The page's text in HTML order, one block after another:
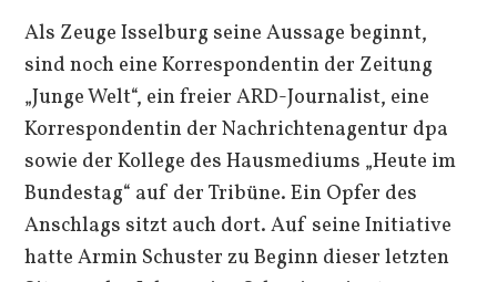
Als Zeuge Isselburg seine Aussage beginnt,
sind noch eine Korrespondentin der Zeitung
„Junge Welt“, ein freier ARD-Journalist, eine
Korrespondentin der Nachrichtenagentur dpa
sowie der Kollege des Hausmediums „Heute im
Bundestag“ auf der Tribüne. Ein Opfer des
Anschlags sitzt auch dort. Auf seine Initiative
hatte Armin Schuster zu Beginn dieser letzten